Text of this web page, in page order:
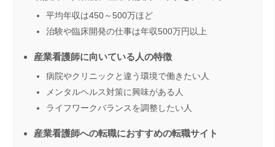
平均年収は450～500万ほど
治験や臨床開発の仕事は年収500万円以上
産業看護師に向いている人の特徴
病院やクリニックと違う環境で働きたい人
メンタルヘルス対策に興味がある人
ライフワークバランスを調整したい人
産業看護師への転職におすすめの転職サイト